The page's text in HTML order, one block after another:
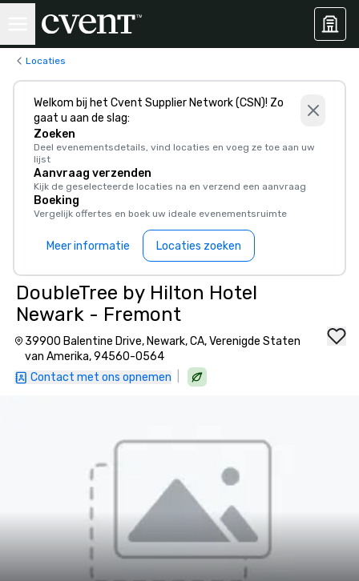
Locaties
Welkom bij het Cvent Supplier Network (CSN)! Zo
gaat u aan de slag:
Zoeken
Deel evenementsdetails, vind locaties en voeg ze toe aan uw
lijst
Aanvraag verzenden
Kijk de geselecteerde locaties na en verzend een aanvraag
Boeking
Vergelijk offertes en boek uw ideale evenementsruimte
Meer informatie Locaties zoeken
DoubleTree by Hilton Hotel
Newark - Fremont
39900 Balentine Drive, Newark, CA, Verenigde Staten
van Amerika, 94560-0564
Contact met ons opnemen